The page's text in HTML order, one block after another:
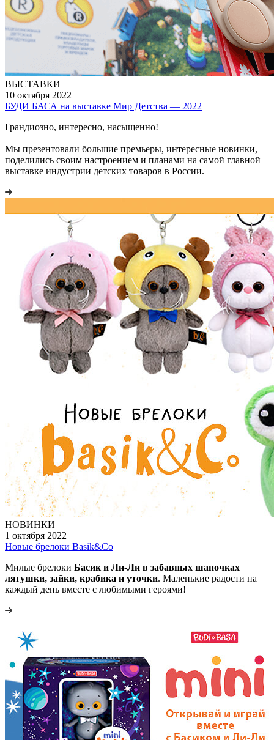
ВЫСТАВКИ
10 октября 2022
БУДИ БАСА на выставке Мир Детства — 2022
Грандиозно, интересно, насыщенно!
Мы презентовали большие премьеры, интересные новинки,
поделились своим настроением и планами на самой главной
выставке индустрии детских товаров в России.
НОВИНКИ
1 октября 2022
Новые брелоки Basik&Co
Милые брелоки Басик и Ли-Ли в забавных шапочках
лягушки, зайки, крабика и уточки. Маленькие радости на
каждый день вместе с любимыми героями!